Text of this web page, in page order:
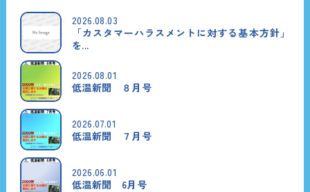
2026.08.03
「カスタマーハラスメントに対する基本方針」
を...
2026.08.01
低温新聞 ８月号
2026.07.01
低温新聞 ７月号
2026.06.01
低温新聞 6月号